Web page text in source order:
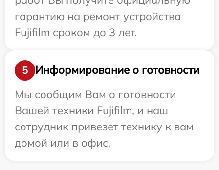
гарантию на ремонт устройства
Fujifilm сроком до 3 лет.
5
Информирование о готовности
Мы сообщим Вам о готовности
Вашей техники Fujifilm, и наш
сотрудник привезет технику к вам
домой или в офис.